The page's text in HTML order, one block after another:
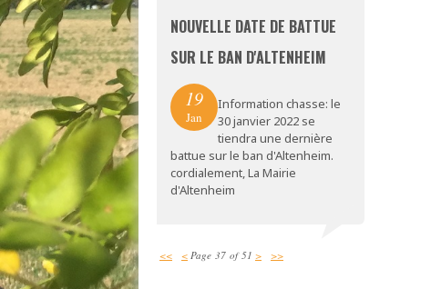
NOUVELLE DATE DE BATTUE
SUR LE BAN D'ALTENHEIM
19
Jan
Information chasse: le
30 janvier 2022 se
tiendra une dernière
battue sur le ban d'Altenheim.
cordialement, La Mairie
d'Altenheim
<< < Page 37 of 51 > >>